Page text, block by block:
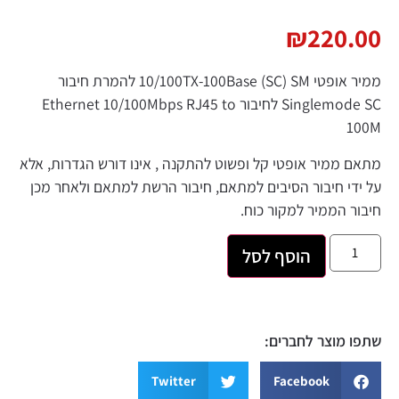
₪
ממיר אופטי 10/100TX-100Base (SC) SM להמרת חיבור
Singlemode SC לחיבור Ethernet 10/100Mbps RJ45 to
ממיר אופטי קל ופשוט להתקנה , אינו דורש הגדרות, אלא
חיבור הסיבים למתאם, חיבור הרשת למתאם ולאחר מכן
הממיר למקור כוח.
הוסף לסל
מוצר לחברים:
Facebook
Twitter